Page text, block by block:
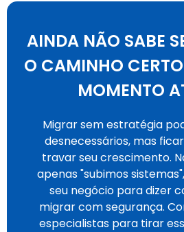
AINDA NÃO SABE
O CAMINHO
MOMENTO
Migrar sem estratégia
desnecessários, mas
travar seu crescimento.
apenas "subimos
seu negócio para dizer
migrar com segurança.
especialistas para tirar